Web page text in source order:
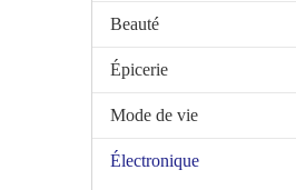
Beauté
Épicerie
Mode de vie
Électronique